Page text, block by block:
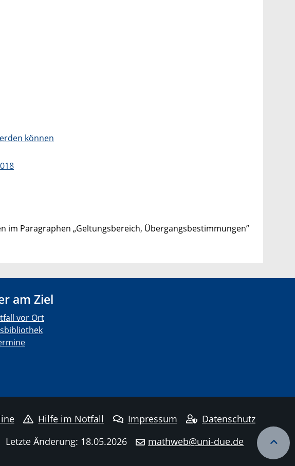
können
im Paragraphen „Geltungsbereich, Übergangsbestimmungen”
am Ziel
vor Ort
Hilfe im Notfall Impressum
Datenschutz
Letzte Änderung: 18.05.2026 mathweb@uni-due.de